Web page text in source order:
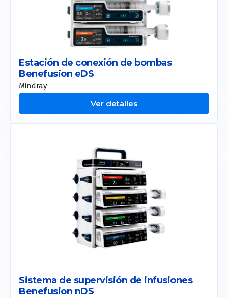
Estación de conexión de bombas
Benefusion eDS
Mindray
Ver detalles
Sistema de supervisión de infusiones
Benefusion nDS